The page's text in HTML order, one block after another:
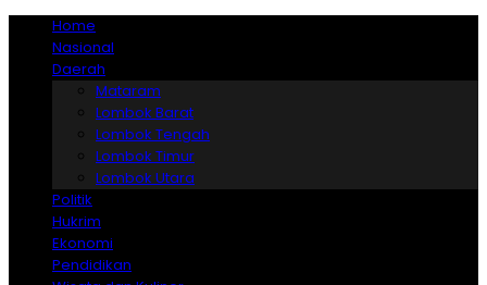
Home
Nasional
Daerah
Mataram
Lombok Barat
Lombok Tengah
Lombok Timur
Lombok Utara
Politik
Hukrim
Ekonomi
Pendidikan